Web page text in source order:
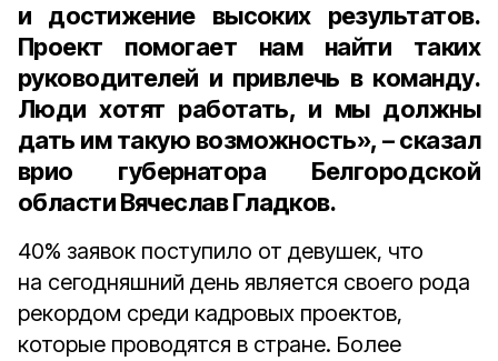
и достижение высоких результатов.
Проект помогает нам найти таких
руководителей и привлечь в команду.
Люди хотят работать, и мы должны
дать им такую возможность», – сказал
врио губернатора Белгородской
области Вячеслав Гладков.
40% заявок поступило от девушек, что
на сегодняшний день является своего рода
рекордом среди кадровых проектов,
которые проводятся в стране. Более